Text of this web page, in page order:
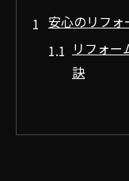
安心のリフ
リフォー
訣
高齢者